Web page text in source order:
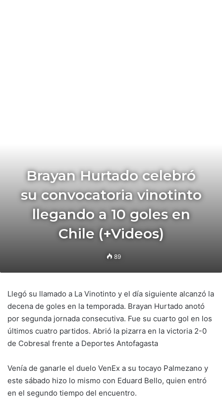
Brayan Hurtado celebró
su convocatoria vinotinto
llegando a 10 goles en
Chile (+Videos)
89
Llegó su llamado a La Vinotinto y el día siguiente alcanzó la
decena de goles en la temporada. Brayan Hurtado anotó
por segunda jornada consecutiva. Fue su cuarto gol en los
últimos cuatro partidos. Abrió la pizarra en la victoria 2-0
de Cobresal frente a Deportes Antofagasta
Venía de ganarle el duelo VenEx a su tocayo Palmezano y
este sábado hizo lo mismo con Eduard Bello, quien entró
en el segundo tiempo del encuentro.